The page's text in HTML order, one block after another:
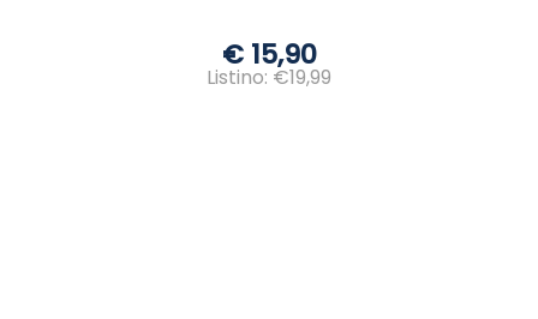
€ 15,90
Listino: €19,99